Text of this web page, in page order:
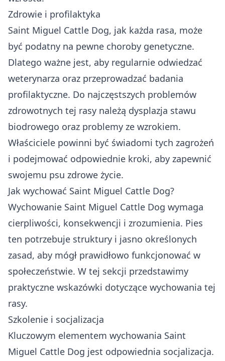
Zdrowie i profilaktyka
Saint Miguel Cattle Dog, jak każda rasa, może
być podatny na pewne choroby genetyczne.
Dlatego ważne jest, aby regularnie odwiedzać
weterynarza oraz przeprowadzać badania
profilaktyczne. Do najczęstszych problemów
zdrowotnych tej rasy należą dysplazja stawu
biodrowego oraz problemy ze wzrokiem.
Właściciele powinni być świadomi tych zagrożeń
i podejmować odpowiednie kroki, aby zapewnić
swojemu psu zdrowe życie.
Jak wychować Saint Miguel Cattle Dog?
Wychowanie Saint Miguel Cattle Dog wymaga
cierpliwości, konsekwencji i zrozumienia. Pies
ten potrzebuje struktury i jasno określonych
zasad, aby mógł prawidłowo funkcjonować w
społeczeństwie. W tej sekcji przedstawimy
praktyczne wskazówki dotyczące wychowania tej
rasy.
Szkolenie i socjalizacja
Kluczowym elementem wychowania Saint
Miguel Cattle Dog jest odpowiednia socjalizacja.